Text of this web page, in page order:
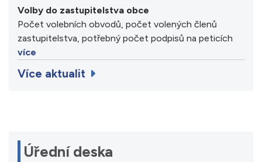
Volby do zastupitelstva obce
Počet volebních obvodů, počet volených členů
zastupitelstva, potřebný počet podpisů na peticích
více
Více aktualit
Úřední deska